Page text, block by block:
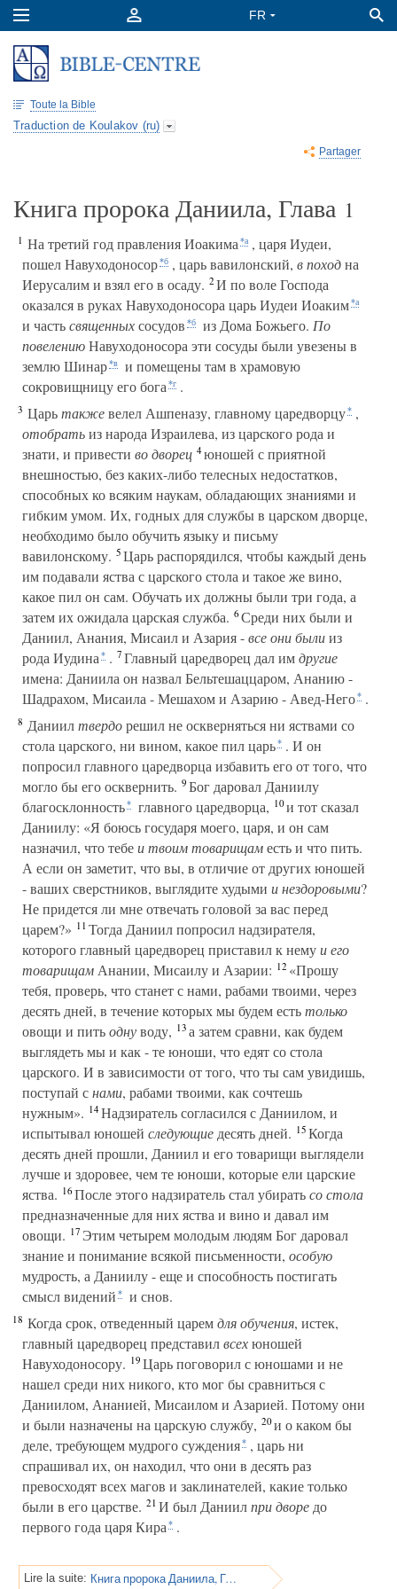
Toute la Bible
Traduction de Koulakov (ru)
Partager
Книга пророка Даниила, Глава 1
1 На третий год правления Иоакима *а , царя Иудеи,
пошел Навуходоносор*б , царь вавилонский, в походна
Иерусалим и взял его в осаду. 2И по воле Господа
оказался в руках Навуходоносора царь Иудеи Иоаким*а
и частьсвященныхсосудов *б из Дома Божьего. По
повелениюНавуходоносора эти сосуды были увезены в
землю Шинар*в
и помещены там в храмовую
сокровищницу его бога *г .
3 Царьтакжевелел Ашпеназу, главному царедворцу* ,
отобратьиз народа Израилева, из царского рода и
знати, и привести во дворец 4юношей с приятной
внешностью, без каких-либо телесных недостатков,
способных ко всяким наукам, обладающих знаниями и
гибким умом. Их, годных для службы в царском дворце,
необходимо было обучить языку и письму
вавилонскому. 5Царь распорядился, чтобы каждый день
им подавали яства с царского стола и такое же вино,
какое пил он сам. Обучать их должны были три года, а
затем их ожидала царская служба. 6Среди них были и
Даниил, Анания, Мисаил и Азария -все они былииз
рода Иудина * . 7Главный царедворец дал имдругие
имена: Даниила он назвал Бельтешаццаром, Ананию -
Шадрахом, Мисаила - Мешахом и Азарию - Авед-Него* .
8 Даниилтвердорешил не оскверняться ни яствами со
стола царского, ни вином, какое пил царь* . И он
попросил главного царедворца избавить его от того, что
могло бы его осквернить. 9Бог даровал Даниилу
благосклонность* главного царедворца, 10и тот сказал
Даниилу: «Я боюсь государя моего, царя, и он сам
назначил, что тебеи твоим товарищаместь и что пить.
А если он заметит, что вы, в отличие от других юношей
- ваших сверстников, выглядите худыми и нездоровыми?
Не придется ли мне отвечать головой за вас перед
царем?» 11Тогда Даниил попросил надзирателя,
которого главный царедворец приставил к немуи его
товарищам Анании, Мисаилу и Азарии: 12«Прошу
тебя, проверь, что станет с нами, рабами твоими, через
десять дней, в течение которых мы будем естьтолько
овощи и питьоднуводу, 13а затем сравни, как будем
выглядеть мы и как - те юноши, что едят со стола
царского. И в зависимости от того, что ты сам увидишь,
поступай снами, рабами твоими, как сочтешь
нужным». 14Надзиратель согласился с Даниилом, и
испытывал юношей следующие десять дней. 15Когда
десять дней прошли, Даниил и его товарищи выглядели
лучше и здоровее, чем те юноши, которые ели царские
яства. 16После этого надзиратель стал убиратьсо стола
предназначенные для них яства и вино и давал им
овощи. 17Этим четырем молодым людям Бог даровал
знание и понимание всякой письменности, особую
мудрость, а Даниилу - еще и способность постигать
смысл видений * и снов.
18 Когда срок, отведенный царемдля обучения, истек,
главный царедворец представилвсехюношей
Навуходоносору. 19Царь поговорил с юношами и не
нашел среди них никого, кто мог бы сравниться с
Даниилом, Ананией, Мисаилом и Азарией. Потому они
и были назначены на царскую службу, 20и о каком бы
деле, требующем мудрого суждения* , царь ни
спрашивал их, он находил, что они в десять раз
превосходят всех магов и заклинателей, какие только
были в его царстве. 21И был Даниилпри дворе до
первого года царя Кира * .
Lire la suite: Книга пророка Даниила, Глава 2